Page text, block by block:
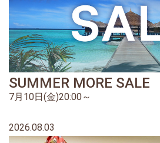
SUMMER MORE SALE
7月10日(金)20:00～
2026.08.03